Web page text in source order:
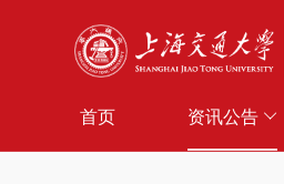
首页 资讯公告